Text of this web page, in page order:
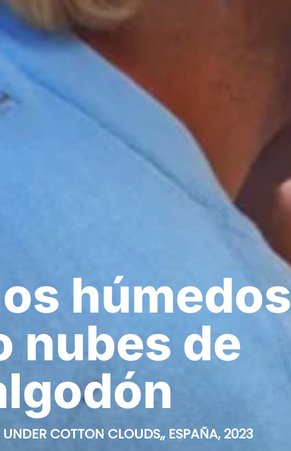
húmedos
nubes de
COTTON CLOUDS,, ESPAÑA, 2023